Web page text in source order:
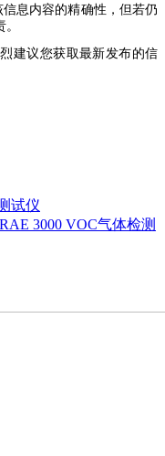
息内容的精确性，但若仍
建议您获取最新发布的信
试仪
3000 VOC气体检测